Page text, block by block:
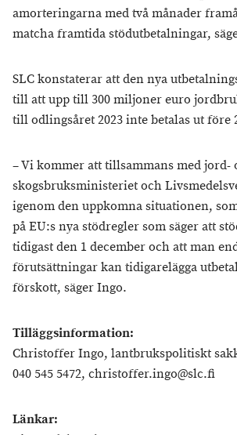
amorteringarna med två månader
matcha framtida stödutbetalningar,
SLC konstaterar att den nya
till att upp till 300 miljoner euro
till odlingsåret 2023 inte betalas ut före
– Vi kommer att tillsammans med jord-
skogsbruksministeriet och
igenom den uppkomna situationen,
på EU:s nya stödregler som säger att
tidigast den 1 december och att man
förutsättningar kan tidigarelägga
förskott, säger Ingo.
Tilläggsinformation:
Christoffer Ingo, lantbrukspolitiskt
040 545 5472, christoffer.ingo@slc.fi
Länkar: